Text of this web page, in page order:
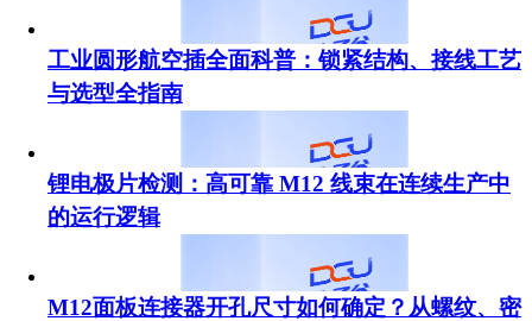
工业圆形航空插全面科普：锁紧结构、接线工艺
与选型全指南
锂电极片检测：高可靠 M12 线束在连续生产中
的运行逻辑
M12面板连接器开孔尺寸如何确定？从螺纹、密